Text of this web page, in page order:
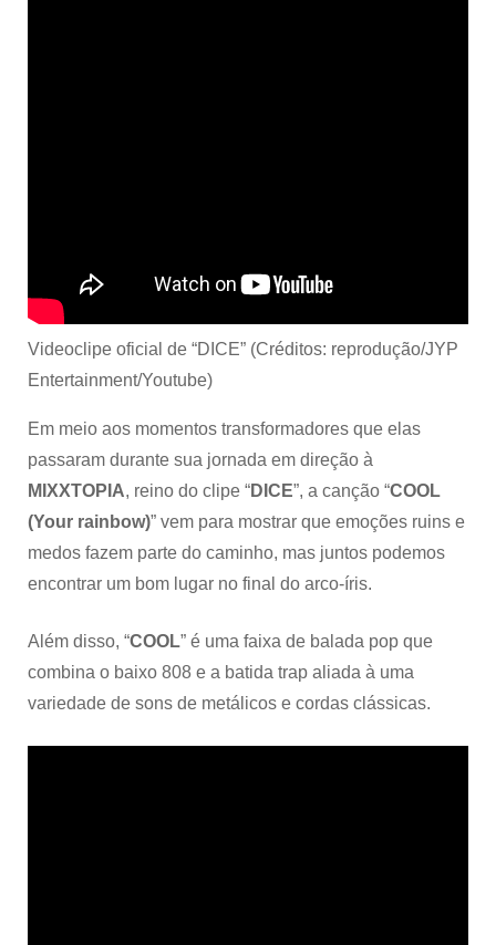
Videoclipe oficial de “DICE” (Créditos: reprodução/JYP
Entertainment/Youtube)
Em meio aos momentos transformadores que elas
passaram durante sua jornada em direção à
MIXXTOPIA, reino do clipe “DICE”, a canção “COOL
(Your rainbow)” vem para mostrar que emoções ruins e
medos fazem parte do caminho, mas juntos podemos
encontrar um bom lugar no final do arco-íris.
Além disso, “COOL” é uma faixa de balada pop que
combina o baixo 808 e a batida trap aliada à uma
variedade de sons de metálicos e cordas clássicas.